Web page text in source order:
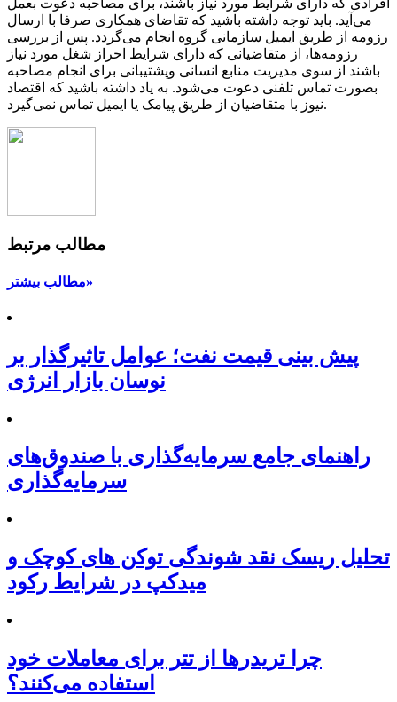
می‌آید. باید توجه داشته باشید که تقاضای همکاری صرفا با ارسال
رزومه از طریق ایمیل سازمانی گروه انجام می‌گردد. پس از بررسی
رزومه‌ها، از متقاضیانی که دارای شرایط احراز شغل مورد نیاز
باشند از سوی مدیریت منابع انسانی وپشتیبانی برای انجام مصاحبه
بصورت تماس تلفنی دعوت می‌شود. به یاد داشته باشید که اقتصاد
نیوز با متقاضیان از طریق پیامک یا ایمیل تماس نمی‌گیرد.
مطالب مرتبط
مطالب بیشتر»
پیش بینی قیمت نفت؛ عوامل تاثیرگذار بر
نوسان بازار انرژی
راهنمای جامع سرمایه‌گذاری با صندوق‌های
سرمایه‌گذاری
تحلیل ریسک نقد شوندگی توکن های کوچک و
میدکپ در شرایط رکود
چرا تریدرها از تتر برای معاملات خود
استفاده می‌کنند؟